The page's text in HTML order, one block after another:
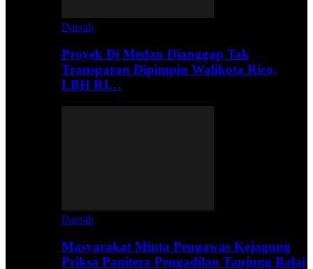
Daerah
Proyek Di Medan Dianggap Tak
Transparan Dipimpin Walikota Rico,
LBH RI…
Daerah
Masyarakat Minta Pengawas Kejagung
Priksa Panitera Pengadilan Tanjung Balai